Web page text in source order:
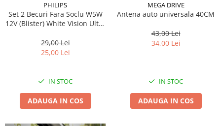
PHILIPS
Set 2 Becuri Fara Soclu W5W
12V (Blister) White Vision Ultra
29,00 Lei
25,00 Lei
IN STOC
ADAUGA IN COS
MEGA DRIVE
Antena auto universala 40CM
43,00 Lei
34,00 Lei
IN STOC
ADAUGA IN COS